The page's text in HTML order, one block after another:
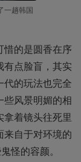
一趟韩国
惜的是圆香在序
点脸盲，其实
的玩法也完全
风景明媚的相
着镜头往死里
自于对环境的
怪的容颜。